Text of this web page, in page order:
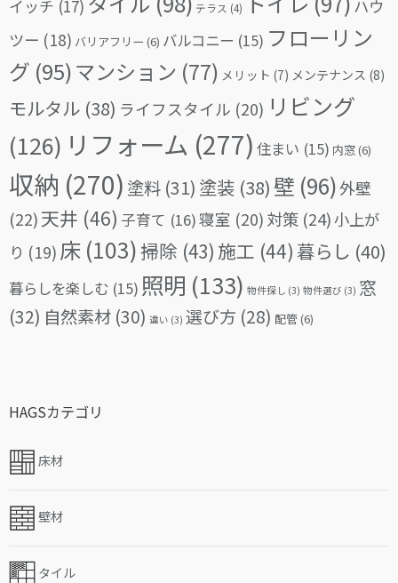
イッチ (17) テラス (4)
ハウ
ツー (18) バリアフリー (6) バルコニー (15) フローリン
グ (95)マンション (77) メリット (7) メンテナンス (8)
モルタル (38) ライフスタイル (20) リビング
(126) リフォーム (277) 住まい (15) 内窓(6)
収納 (270) 塗料 (31) 塗装 (38) 壁 (96)外壁
(22)天井 (46) 子育て (16)寝室 (20) 対策 (24)小上が
り (19) 床 (103)掃除 (43) 施工 (44) 暮らし (40)
暮らしを楽しむ (15) 照明 (133) 物件探し (3) 物件選び (3) 窓
(32) 自然素材 (30) 違い (3) 選び方 (28) 配管(6)
HAGSカテゴリ
床材
壁材
タイル